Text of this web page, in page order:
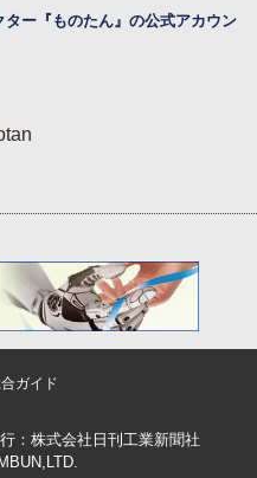
ター『 ものたん』の公式アカウン
ガイド
： 株式会社日刊工業新聞社